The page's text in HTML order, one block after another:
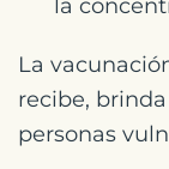
la
La
recibe,
personas